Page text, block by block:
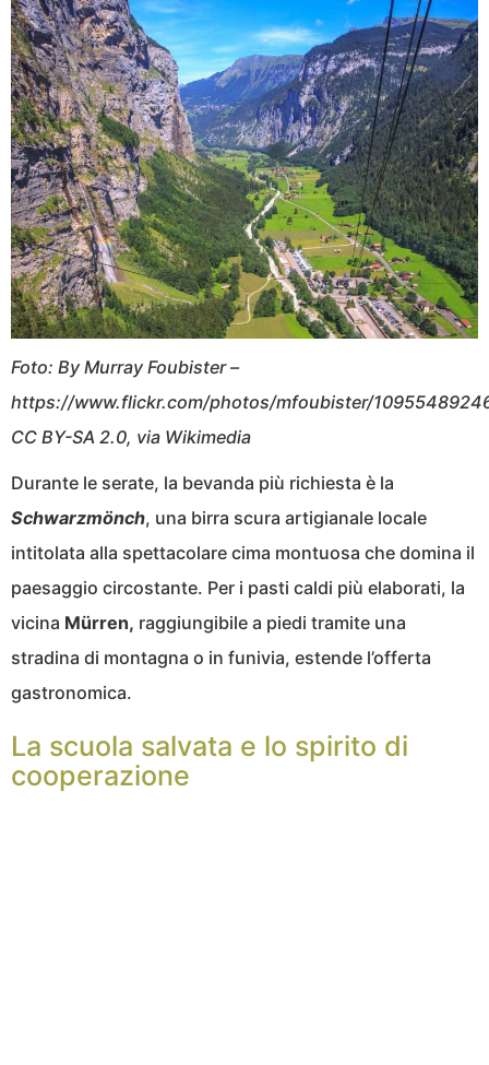
Foto: By Murray Foubister –
https://www.flickr.com/photos/mfoubister/
CC BY-SA 2.0, via Wikimedia
Durante le serate, la bevanda più richiesta è la
Schwarzmönch, una birra scura artigianale locale
intitolata alla spettacolare cima montuosa che domina il
paesaggio circostante. Per i pasti caldi più elaborati, la
vicina Mürren, raggiungibile a piedi tramite una
stradina di montagna o in funivia, estende l’offerta
gastronomica.
La scuola salvata e lo spirito di
cooperazione